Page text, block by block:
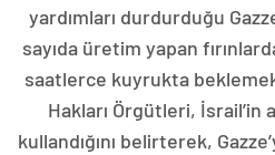
yardımları durdurduğu
sayıda üretim yapan
saatlerce kuyrukta
Hakları Örgütleri, İsrail’in
kullandığını belirterek,